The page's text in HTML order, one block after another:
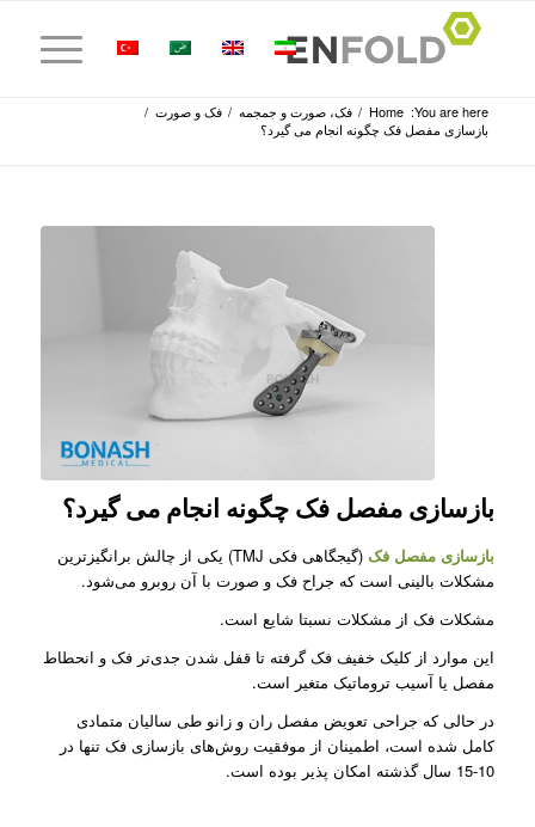
You are here:
Home
/ فک، صورت و جمجمه / فک و صورت /
بازسازی مفصل فک چگونه انجام می گیرد؟
بازسازی مفصل فک چگونه انجام می گیرد؟
بازسازی مفصل فک
(گیجگاهی فکی TMJ) یکی از چالش برانگیزترین
مشکلات بالینی است که جراح فک و صورت با آن روبرو می‌شود.
مشکلات فک از مشکلات نسبتا شایع است.
این موارد از کلیک خفیف فک گرفته تا قفل شدن جدی‌تر فک و انحطاط
مفصل یا آسیب تروماتیک متغیر است.
در حالی که جراحی تعویض مفصل ران و زانو طی سالیان متمادی
کامل شده است، اطمینان از موفقیت روش‌های بازسازی فک تنها در
10-15 سال گذشته امکان پذیر بوده است.